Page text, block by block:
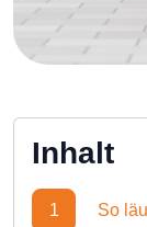
Inhalt
1 So